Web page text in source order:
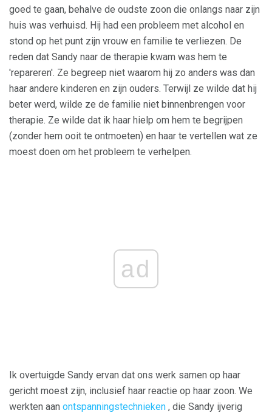
goed te gaan, behalve de oudste zoon die onlangs naar zijn
huis was verhuisd. Hij had een probleem met alcohol en
stond op het punt zijn vrouw en familie te verliezen. De
reden dat Sandy naar de therapie kwam was hem te
'repareren'. Ze begreep niet waarom hij zo anders was dan
haar andere kinderen en zijn ouders. Terwijl ze wilde dat hij
beter werd, wilde ze de familie niet binnenbrengen voor
therapie. Ze wilde dat ik haar hielp om hem te begrijpen
(zonder hem ooit te ontmoeten) en haar te vertellen wat ze
moest doen om het probleem te verhelpen.
ad
Ik overtuigde Sandy ervan dat ons werk samen op haar
gericht moest zijn, inclusief haar reactie op haar zoon. We
werkten aan ontspanningstechnieken , die Sandy ijverig